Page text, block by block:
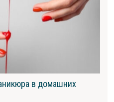
в домашних